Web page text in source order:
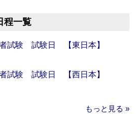
程一覧
試験 試験日 【東日本】
試験 試験日 【西日本】
もっと見る »